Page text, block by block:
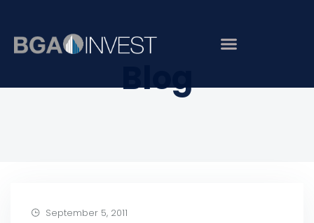
Blog
September 5, 2011